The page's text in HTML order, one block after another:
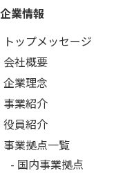
企業情報
トップメッセージ
会社概要
企業理念
事業紹介
役員紹介
事業拠点一覧
国内事業拠点